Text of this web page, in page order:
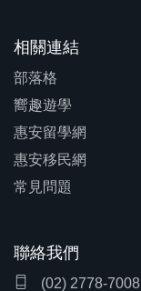
相關連結
部落格
嚮趣遊學
惠安留學網
惠安移民網
常見問題
聯絡我們
(02) 2778-7008